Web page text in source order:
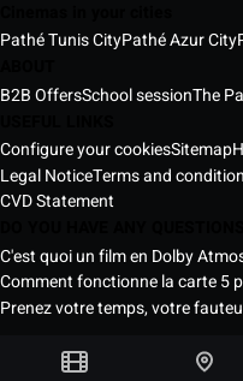
Pathé Tunis CityPathé Azur City
B2B OffersSchool sessionThe
Configure your cookiesSitemap
Legal NoticeTerms and
CVD Statement
C'est quoi un film en Dolby
Comment fonctionne la carte 5
Prenez votre temps, votre
Pathé Tunisia Cinemas © 2026